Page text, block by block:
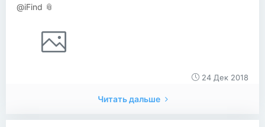
@iFind 📎
24 Дек 2018
Читать дальше